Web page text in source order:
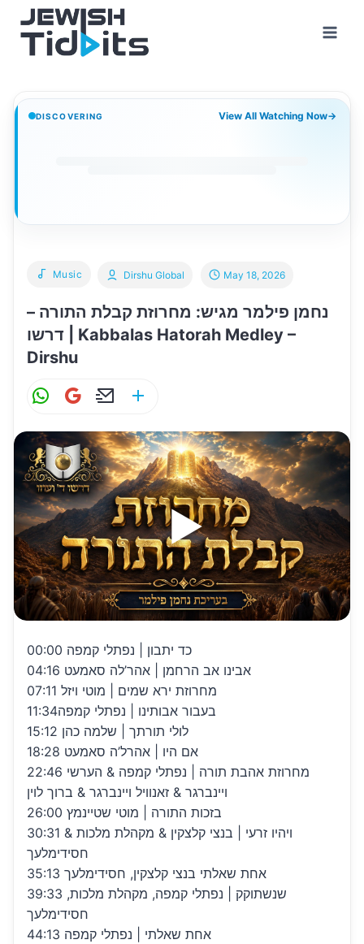
content
DISCOVERING View All Watching Now→
Music
נחמן פילמר מגיש: מחרוזת קבלת התורה –
דרשו | Kabbalas Hatorah Medley –
Dirshu
Dirshu Global May 18, 2026
W
at
s
A
p
p
G
ai
l
E
ai
l
ar
e
00:00 כד יתבון | נפתלי קמפה
04:16 אבינו אב הרחמן | אהר’לה סאמעט
07:11 מחרוזת ירא שמים | מוטי ויזל
11:34בעבור אבותינו | נפתלי קמפה
15:12 לולי תורתך | שלמה כהן
18:28 אם היו | אהרל’ה סאמעט
22:46 מחרוזת אהבת תורה | נפתלי קמפה & הערשי
ויינברגר & זאנוויל ויינברגר & ברוך לוין
26:00 בזכות התורה | מוטי שטיינמץ
30:31 ויהיו זרעי | בנצי קלצקין & מקהלת מלכות &
חסידימלעך
35:13 אחת שאלתי בנצי קלצקין, חסידימלעך
39:33 שנשתוקק | נפתלי קמפה, מקהלת מלכות,
חסידימלעך
44:13 אחת שאלתי | נפתלי קמפה